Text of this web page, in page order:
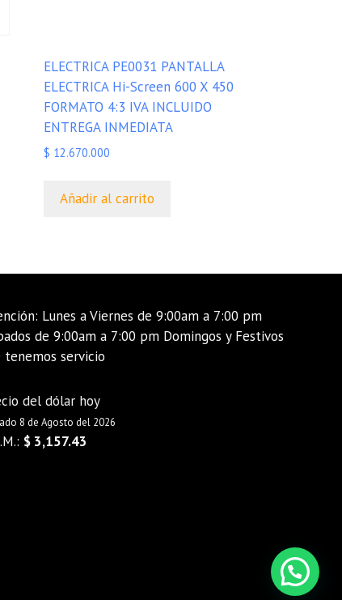
ELECTRICA PE0031 PANTALLA
ELECTRICA Hi-Screen 600 X 450
FORMATO 4:3 IVA INCLUIDO
ENTREGA INMEDIATA
$ 12.670.000
Añadir al carrito
Lunes a Viernes de 9:00am a 7:00 pm
de 9:00am a 7:00 pm Domingos y Festivos
tenemos servicio
del dólar hoy
8 de Agosto del 2026
$ 3,157.43